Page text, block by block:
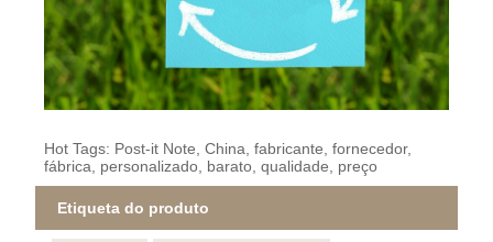
Hot Tags: Post-it Note, China, fabricante, fornecedor,
fábrica, personalizado, barato, qualidade, preço
Etiqueta do produto